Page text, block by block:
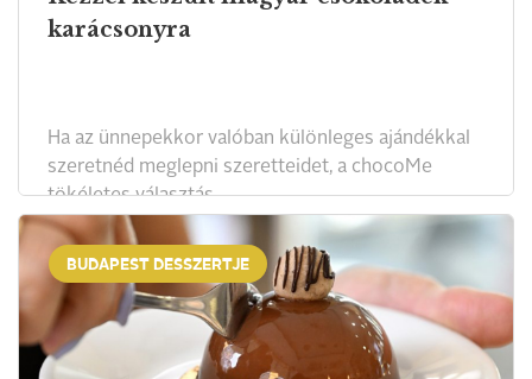
karácsonyra
Ha az ünnepekkor valóban különleges ajándékkal
szeretnéd meglepni szeretteidet, a chocoMe
tökéletes választás.
BUDAPEST DESSZERTJE